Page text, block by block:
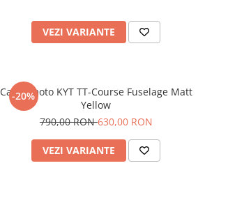
VEZI VARIANTE
-20%
Casca moto KYT TT-Course Fuselage Matt
Yellow
790,00 RON630,00 RON
VEZI VARIANTE